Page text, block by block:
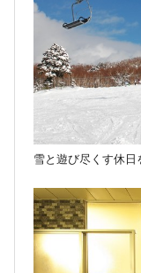
雪と遊び尽くす休日